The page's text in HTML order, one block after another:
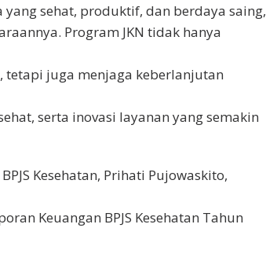
sehat, produktif, dan berdaya saing,
Program JKN tidak hanya
tetapi juga menjaga keberlanjutan
serta inovasi layanan yang semakin
Kesehatan, Prihati Pujowaskito,
Keuangan BPJS Kesehatan Tahun